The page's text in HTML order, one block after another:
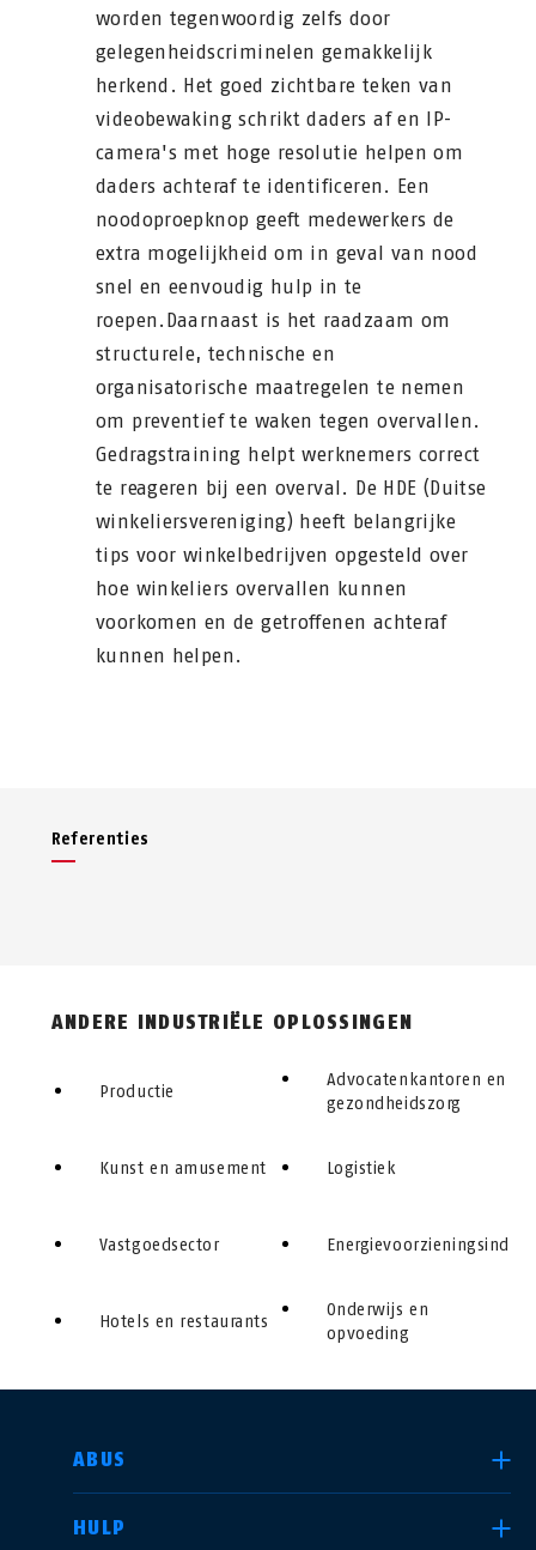
worden tegenwoordig zelfs door
gelegenheidscriminelen gemakkelijk
herkend. Het goed zichtbare teken van
videobewaking schrikt daders af en IP-
camera's met hoge resolutie helpen om
daders achteraf te identificeren. Een
noodoproepknop geeft medewerkers de
extra mogelijkheid om in geval van nood
snel en eenvoudig hulp in te
roepen.Daarnaast is het raadzaam om
structurele, technische en
organisatorische maatregelen te nemen
om preventief te waken tegen overvallen.
Gedragstraining helpt werknemers correct
te reageren bij een overval. De HDE (Duitse
winkeliersvereniging) heeft belangrijke
tips voor winkelbedrijven opgesteld over
hoe winkeliers overvallen kunnen
voorkomen en de getroffenen achteraf
kunnen helpen.
Referenties
ANDERE INDUSTRIËLE OPLOSSINGEN
Productie
Kunst en amusement
Vastgoedsector
Hotels en restaurants
Advocatenkantoren en
gezondheidszorg
Logistiek
Onderwijs en
opvoeding
ABUS
HULP
LAND SELECTEREN